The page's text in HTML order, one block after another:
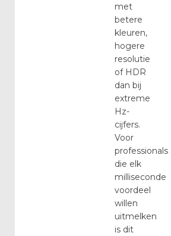
met
betere
kleuren,
hogere
resolutie
of HDR
dan bij
extreme
Hz-
cijfers.
Voor
professionals
die elk
milliseconde
voordeel
willen
uitmelken
is dit